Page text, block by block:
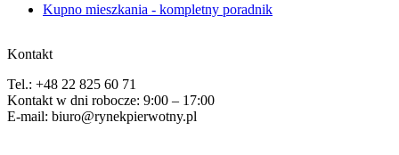
Kupno mieszkania - kompletny poradnik
Kontakt
Tel.: +48 22 825 60 71
Kontakt w dni robocze: 9:00 – 17:00
E-mail: biuro@rynekpierwotny.pl